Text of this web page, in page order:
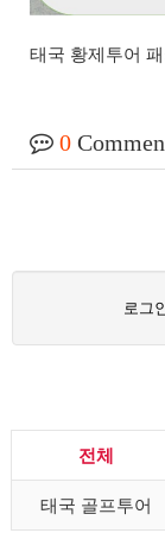
태국 황제투어
0
로그
전체
태국 골프투어